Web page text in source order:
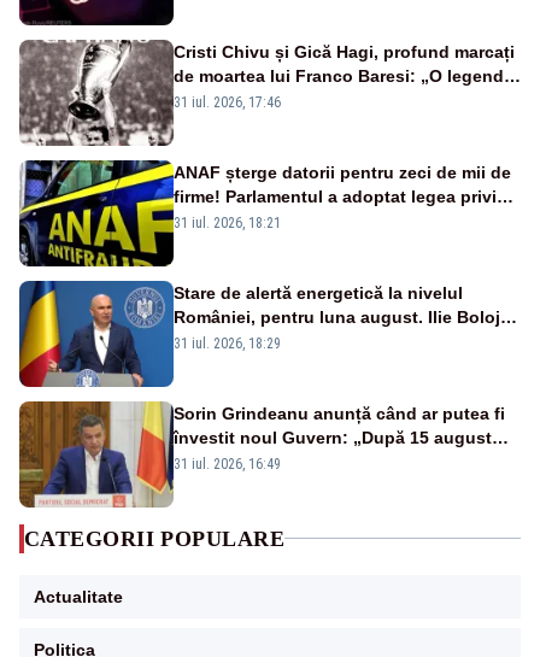
Cristi Chivu și Gică Hagi, profund marcați
de moartea lui Franco Baresi: „O legendă
a fotbalului mondial”
31 iul. 2026, 17:46
ANAF șterge datorii pentru zeci de mii de
firme! Parlamentul a adoptat legea privind
amnistia fiscală
31 iul. 2026, 18:21
Stare de alertă energetică la nivelul
României, pentru luna august. Ilie Bolojan
a anunțat importuri și posibile restricții –
31 iul. 2026, 18:29
Sorin Grindeanu anunță când ar putea fi
învestit noul Guvern: „După 15 august
sunt șanse mai mari”
31 iul. 2026, 16:49
CATEGORII POPULARE
Actualitate
Politica